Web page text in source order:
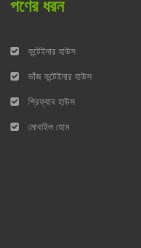
পণের ধরন
কন্টেইনার হাউস
ভাঁজ কন্টেইনার হাউস
প্রিফ্যাব হাউস
মোবাইল হোম